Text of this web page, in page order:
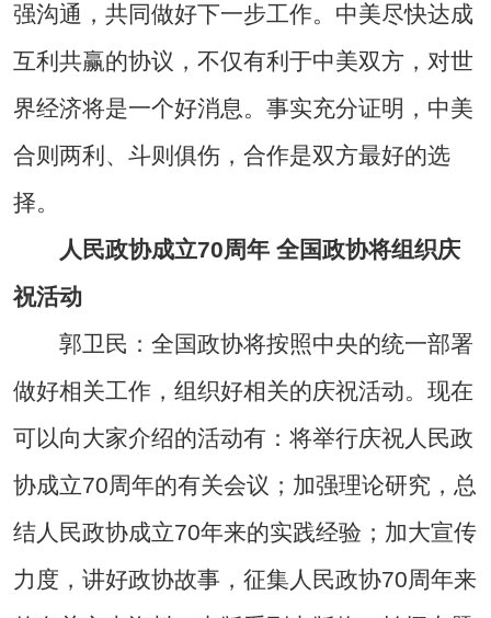
强沟通，共同做好下一步工作。中美尽快达成
互利共赢的协议，不仅有利于中美双方，对世
界经济将是一个好消息。事实充分证明，中美
合则两利、斗则俱伤，合作是双方最好的选
择。
人民政协成立70周年 全国政协将组织庆
祝活动
郭卫民：全国政协将按照中央的统一部署
做好相关工作，组织好相关的庆祝活动。现在
可以向大家介绍的活动有：将举行庆祝人民政
协成立70周年的有关会议；加强理论研究，总
结人民政协成立70年来的实践经验；加大宣传
力度，讲好政协故事，征集人民政协70周年来